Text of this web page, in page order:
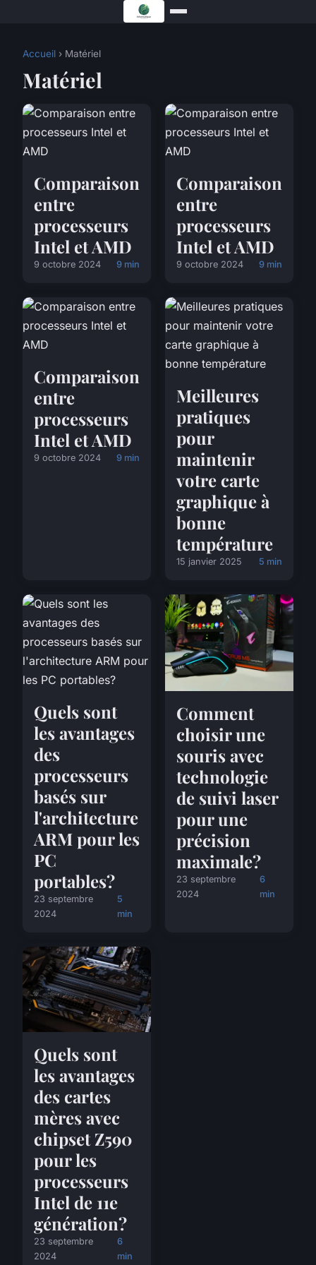
Accueil › Matériel
Matériel
Comparaison
entre
processeurs
Intel et AMD
9 octobre 2024 9 min
Comparaison
entre
processeurs
Intel et AMD
9 octobre 2024 9 min
Comparaison
entre
processeurs
Intel et AMD
9 octobre 2024 9 min
Meilleures
pratiques
pour
maintenir
votre carte
graphique à
bonne
température
15 janvier 2025 5 min
Quels sont
les avantages
des
processeurs
basés sur
l'architecture
ARM pour les
PC
portables?
23 septembre
2024
5
min
Comment
choisir une
souris avec
technologie
de suivi laser
pour une
précision
maximale?
23 septembre
2024
6
min
Quels sont
les avantages
des cartes
mères avec
chipset Z590
pour les
processeurs
Intel de 11e
génération?
23 septembre
2024
6
min